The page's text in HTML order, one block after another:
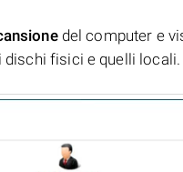
del computer e
fisici e quelli locali.